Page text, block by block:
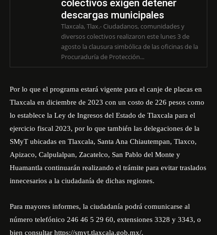
colectivos exigen detener
descargas municipales
Tlaxcala, Tlax.- Ciudadanos, comunidades y
diversos colectivos realizaron este lunes 3 de
agosto la clausura simbólica de las oficinas de la
Procuraduría de Protección...
Por lo que el programa estará vigente para el canje de placas en
Tlaxcala en diciembre de 2023 con un costo de 226 pesos como
lo establece la Ley de Ingresos del Estado de Tlaxcala para el
ejercicio fiscal 2023, por lo que también las delegaciones de la
SMyT ubicadas en Tlaxcala, Santa Ana Chiautempan, Tlaxco,
Apizaco, Calpulalpan, Zacatelco, San Pablo del Monte y
Huamantla continuarán realizando el trámite para evitar traslados
innecesarios a la ciudadanía de dichas regiones.
Para mayores informes, la ciudadanía podrá comunicarse al
número telefónico 246 46 5 29 60, extensiones 3328 y 3343, o
bien consultar https://smyt.tlaxcala.gob.mx/.